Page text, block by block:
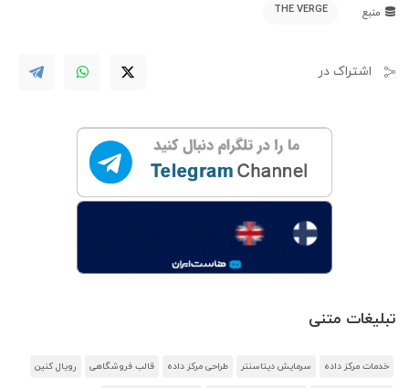
منبع THE VERGE
اشتراک در
تبلیغات متنی
خدمات مرکز داده سرمایش دیتاسنتر طراحی مرکز داده قالب فروشگاهی رویال کنین